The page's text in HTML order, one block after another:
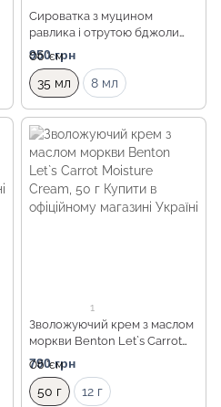
Сироватка з муцином
равлика і отрутою бджоли
Benton Snail Bee Ultimate
Serum, 35мл
950 грн
Об `єм
35 мл 8 мл
1
Зволожуючий крем з маслом
моркви Benton Let`s Carrot
Moisture Cream, 50 г
790 грн
Об `єм
50 г 12 г